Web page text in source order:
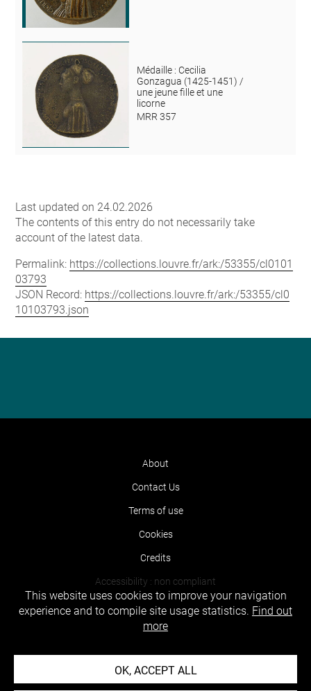
Médaille : Cecilia
Gonzagua (1425-1451) /
une jeune fille et une
licorne
MRR 357
Last updated on 24.02.2026
The contents of this entry do not necessarily take
account of the latest data.
Permalink: https://collections.louvre.fr/ark:/53355/cl0101
03793
JSON Record: https://collections.louvre.fr/ark:/53355/cl0
10103793.json
About
Contact Us
Terms of use
Cookies
Credits
Accessibility : non compliant
This website uses cookies to improve your navigation
experience and to compile site usage statistics. Find out
more
OK, ACCEPT ALL